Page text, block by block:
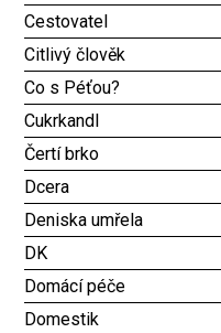
Cestovatel
Citlivý člověk
Co s Péťou?
Cukrkandl
Čertí brko
Dcera
Deniska umřela
DK
Domácí péče
Domestik